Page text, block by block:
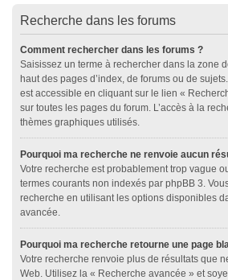
Recherche dans les forums
Comment rechercher dans les forums ?
Saisissez un terme à rechercher dans la zone
haut des pages d’index, de forums ou de
est accessible en cliquant sur le lien «
sur toutes les pages du forum. L’accès à la
thèmes graphiques utilisés.
Pourquoi ma recherche ne renvoie aucun
Votre recherche est probablement trop vague
termes courants non indexés par phpBB 3.
recherche en utilisant les options disponibles
avancée.
Pourquoi ma recherche retourne une page
Votre recherche renvoie plus de résultats que
Web. Utilisez la « Recherche avancée » et